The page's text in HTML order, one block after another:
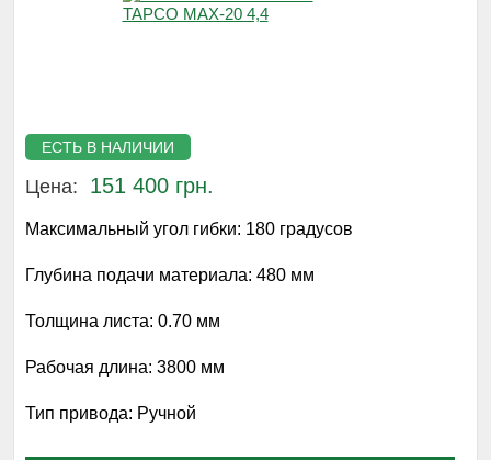
ЕСТЬ В НАЛИЧИИ
Цена: 151 400 грн.
Максимальный угол гибки: 180 градусов
Глубина подачи материала: 480 мм
Толщина листа: 0.70 мм
Рабочая длина: 3800 мм
Тип привода: Ручной